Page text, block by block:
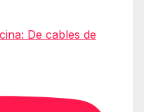
De cables de